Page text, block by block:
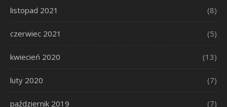
listopad 2021 (8)
czerwiec 2021 (5)
kwiecień 2020 (13)
luty 2020 (7)
październik 2019 (7)